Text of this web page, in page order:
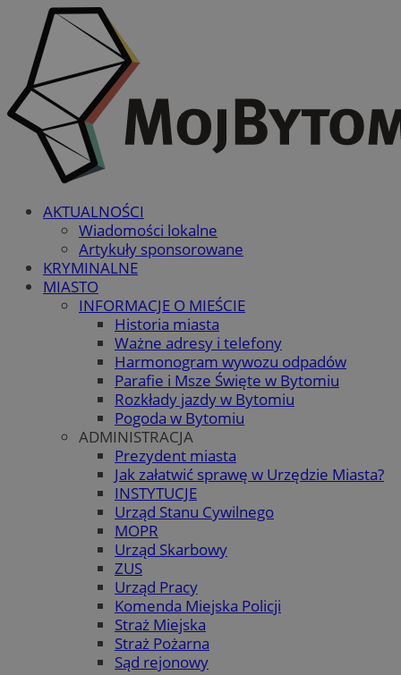
AKTUALNOŚCI
Wiadomości lokalne
Artykuły sponsorowane
KRYMINALNE
MIASTO
INFORMACJE O MIEŚCIE
Historia miasta
Ważne adresy i telefony
Harmonogram wywozu odpadów
Parafie i Msze Święte w Bytomiu
Rozkłady jazdy w Bytomiu
Pogoda w Bytomiu
ADMINISTRACJA
Prezydent miasta
Jak załatwić sprawę w Urzędzie Miasta?
INSTYTUCJE
Urząd Stanu Cywilnego
MOPR
Urząd Skarbowy
ZUS
Urząd Pracy
Komenda Miejska Policji
Straż Miejska
Straż Pożarna
Sąd rejonowy